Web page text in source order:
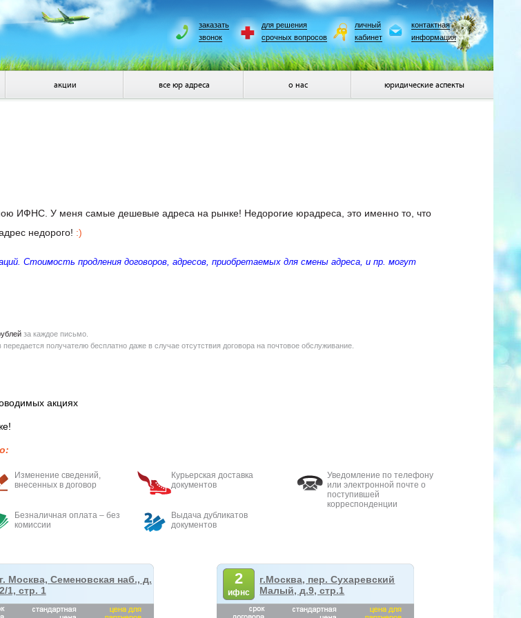
заказать
звонок
для решения
срочных вопросов
личный
кабинет
контактная
информация
акции все юр адреса о нас юридические аспекты
ИФНС. У меня самые дешевые адреса на рынке! Недорогие юрадреса, это именно то, что
недорого! :)
Стоимость продления договоров, адресов, приобретаемых для смены адреса, и пр. могут
за каждое письмо.
получателю бесплатно даже в случае отсутствия договора на почтовое обслуживание.
акциях
Изменение сведений,
внесенных в договор
Курьерская доставка
документов
Уведомление по телефону
или электронной почте о
поступившей
корреспонденции
Безналичная оплата – без
комиссии
Выдача дубликатов
документов
г. Москва, Семеновская наб., д.
2/1, стр. 1
2
ифнс
г.Москва, пер. Сухаревский
Малый, д.9, стр.1